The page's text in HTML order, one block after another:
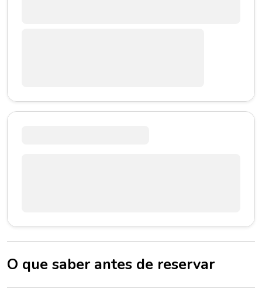
O que saber antes de reservar